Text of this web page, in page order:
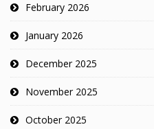
February 2026
January 2026
December 2025
November 2025
October 2025